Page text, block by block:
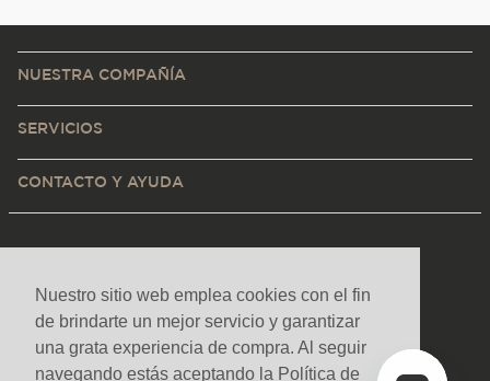
Nuestro sitio web emplea cookies con el fin
de brindarte un mejor servicio y garantizar
una grata experiencia de compra. Al seguir
navegando estás aceptando la Política de
NUESTRA COMPAÑÍA
SERVICIOS
CONTACTO Y AYUDA